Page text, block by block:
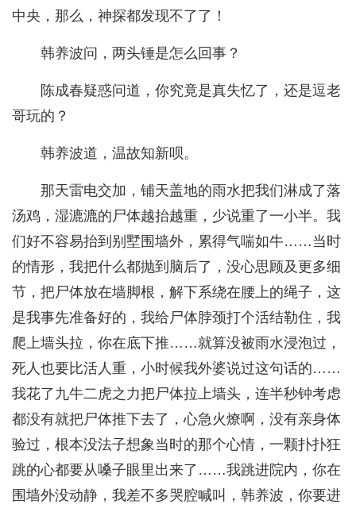
中央，那么，神探都发现不了了！
韩养波问，两头锤是怎么回事？
陈成春疑惑问道，你究竟是真失忆了，还是逗老
哥玩的？
韩养波道，温故知新呗。
那天雷电交加，铺天盖地的雨水把我们淋成了落
汤鸡，湿漉漉的尸体越抬越重，少说重了一小半。我
们好不容易抬到别墅围墙外，累得气喘如牛……当时
的情形，我把什么都抛到脑后了，没心思顾及更多细
节，把尸体放在墙脚根，解下系绕在腰上的绳子，这
是我事先准备好的，我给尸体脖颈打个活结勒住，我
爬上墙头拉，你在底下推……就算没被雨水浸泡过，
死人也要比活人重，小时候我外婆说过这句话的……
我花了九牛二虎之力把尸体拉上墙头，连半秒钟考虑
都没有就把尸体推下去了，心急火燎啊，没有亲身体
验过，根本没法子想象当时的那个心情，一颗扑扑狂
跳的心都要从嗓子眼里出来了……我跳进院内，你在
围墙外没动静，我差不多哭腔喊叫，韩养波，你要进